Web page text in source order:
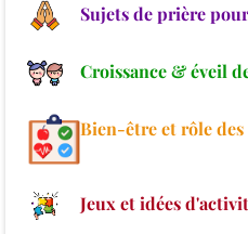
Sujets de prière
Croissance & éveil
Bien-être et rôle des
Jeux et idées